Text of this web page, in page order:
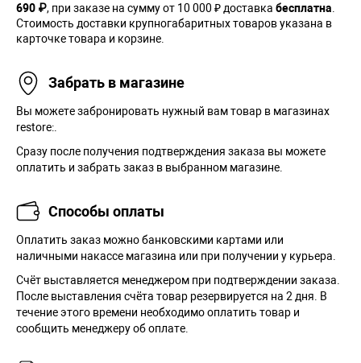
690 ₽, при заказе на сумму от 10 000 ₽ доставка бесплатна
Стоимость доставки крупногабаритных товаров указана в
карточке товара и корзине.
Забрать в магазине
Вы можете забронировать нужный вам товар в магазинах
restore:.
Сразу после получения подтверждения заказа вы можете
оплатить и забрать заказ в выбранном магазине.
Способы оплаты
Оплатить заказ можно банковскими картами или
наличными накассе магазина или при получении у курьера.
Cчёт выставляется менеджером при подтверждении заказа.
После выставления счёта товар резервируется на 2 дня. В
течение этого времени необходимо оплатить товар и
сообщить менеджеру об оплате.